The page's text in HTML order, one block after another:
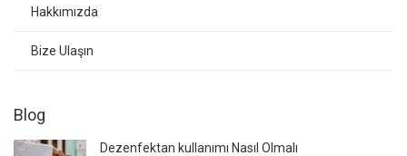
Hakkımızda
Bize Ulaşın
Blog
Dezenfektan kullanımı Nasıl Olmalı